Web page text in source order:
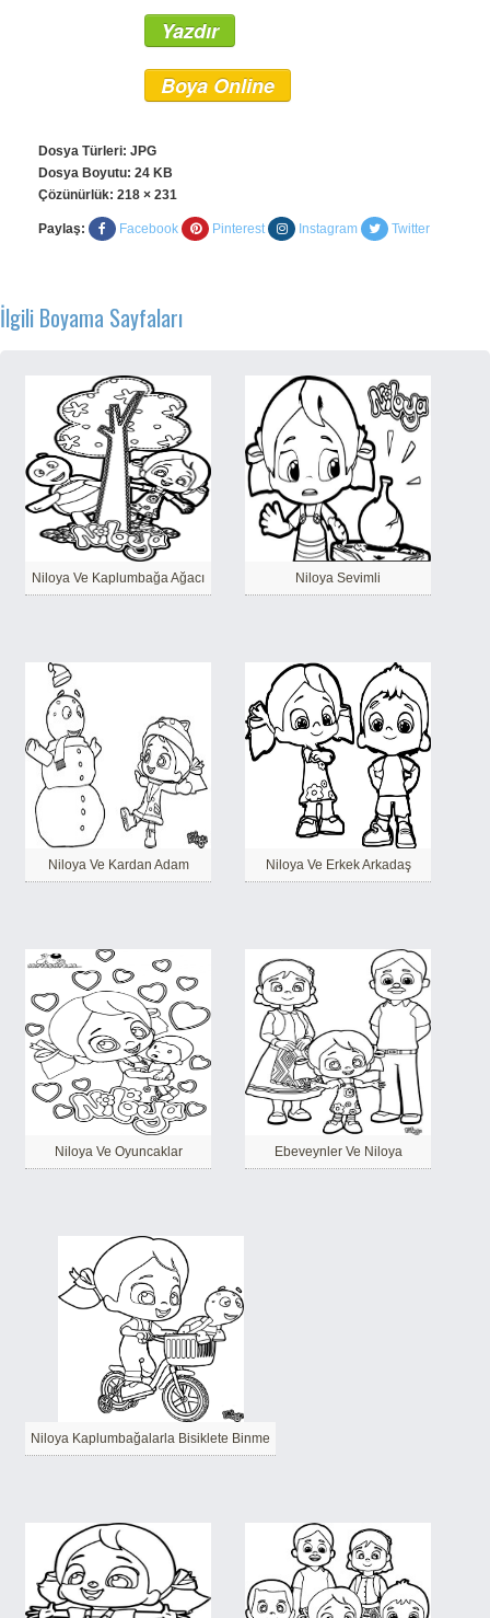
Yazdır
Boya Online
Dosya Türleri: JPG
Dosya Boyutu: 24 KB
Çözünürlük: 218 × 231
Paylaş: Facebook Pinterest Instagram Twitter
İlgili Boyama Sayfaları
Niloya Ve Kaplumbağa Ağacı Niloya Sevimli
Niloya Ve Kardan Adam Niloya Ve Erkek Arkadaş
Niloya Ve Oyuncaklar Ebeveynler Ve Niloya
Niloya Kaplumbağalarla Bisiklete Binme